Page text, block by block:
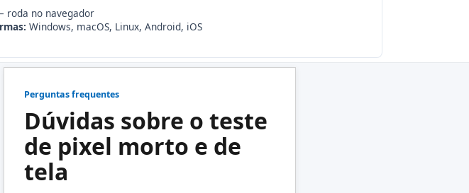
roda no navegador
Windows, macOS, Linux, Android, iOS
Perguntas frequentes
Dúvidas sobre o teste
de pixel morto e de
tela